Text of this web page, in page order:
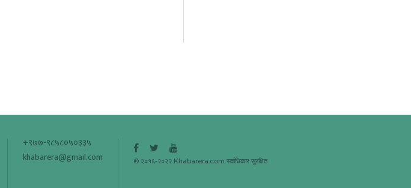
+९७७-९८५८०५०३३५
khabarera@gmail.com
© २०१६-२०२२ Khabarera.com सर्वाधिकार सुरक्षित